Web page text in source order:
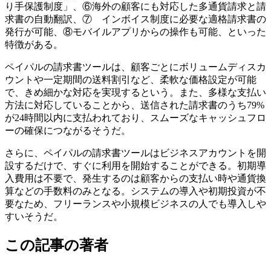
り手保護制度」、⑥海外の顧客にも対応した多通貨請求と請
求書の自動翻訳、⑦ インボイス制度に必要な適格請求書の
発行が可能、⑧モバイルアプリからの操作も可能、といった
特徴がある。
ペイパルの請求書ツールは、顧客ごとにボリュームディスカ
ウントや一定期間の送料割引など、柔軟な価格設定が可能
で、きめ細かな対応を実現するという。また、多様な支払い
方法に対応していることから、送信された請求書のうち79%
が24時間以内に支払われており、スムーズなキャッシュフロ
ーの確保につながるそうだ。
さらに、ペイパルの請求書ツールはビジネスアカウントを開
設するだけで、すぐに利用を開始することができる。初期導
入費用は不要で、発生するのは顧客からの支払い時や通貨換
算などの手数料のみとなる。システムの導入や初期投資が不
要なため、フリーランスや小規模ビジネスの人でも導入しや
すいそうだ。
この記事の著者